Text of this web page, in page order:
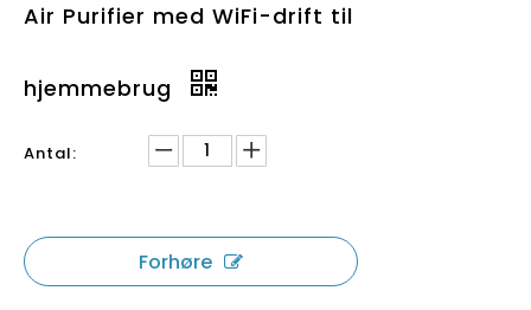
Air Purifier med WiFi-drift til
hjemmebrug
Antal:
Forhøre